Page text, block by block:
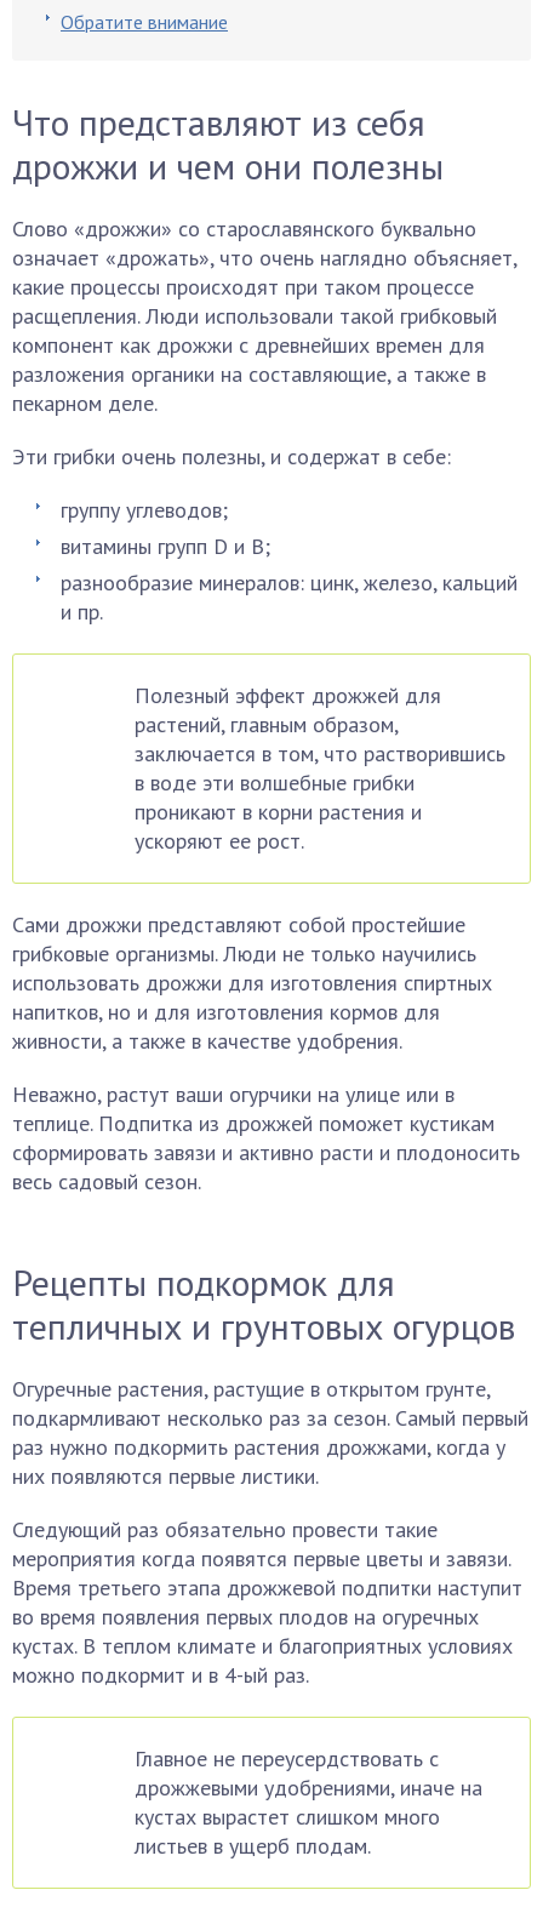
Обратите внимание
Что представляют из себя
дрожжи и чем они полезны
Слово «дрожжи» со старославянского буквально
означает «дрожать», что очень наглядно объясняет,
какие процессы происходят при таком процессе
расщепления. Люди использовали такой грибковый
компонент как дрожжи с древнейших времен для
разложения органики на составляющие, а также в
пекарном деле.
Эти грибки очень полезны, и содержат в себе:
группу углеводов;
витамины групп D и B;
разнообразие минералов: цинк, железо, кальций
и пр.
Полезный эффект дрожжей для
растений, главным образом,
заключается в том, что растворившись
в воде эти волшебные грибки
проникают в корни растения и
ускоряют ее рост.
Сами дрожжи представляют собой простейшие
грибковые организмы. Люди не только научились
использовать дрожжи для изготовления спиртных
напитков, но и для изготовления кормов для
живности, а также в качестве удобрения.
Неважно, растут ваши огурчики на улице или в
теплице. Подпитка из дрожжей поможет кустикам
сформировать завязи и активно расти и плодоносить
весь садовый сезон.
Рецепты подкормок для
тепличных и грунтовых огурцов
Огуречные растения, растущие в открытом грунте,
подкармливают несколько раз за сезон. Самый первый
раз нужно подкормить растения дрожжами, когда у
них появляются первые листики.
Следующий раз обязательно провести такие
мероприятия когда появятся первые цветы и завязи.
Время третьего этапа дрожжевой подпитки наступит
во время появления первых плодов на огуречных
кустах. В теплом климате и благоприятных условиях
можно подкормит и в 4-ый раз.
Главное не переусердствовать с
дрожжевыми удобрениями, иначе на
кустах вырастет слишком много
листьев в ущерб плодам.